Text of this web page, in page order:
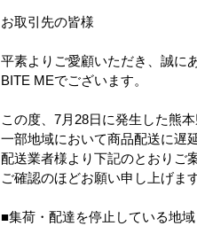
アクアベアラ
メーカー希
お取引先の皆様
平素よりご愛顧いただき、誠に
BITE MEでございます。
この度、7月28日に発生した熊
一部地域において商品配送に遅
配送業者様より下記のとおりご
ご確認のほどお願い申し上げます
■集荷・配達を停止している地域